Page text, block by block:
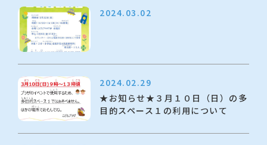
2024.03.02
2024.02.29
★お知らせ★３月１０日（日）の多
目的スペース１の利用について